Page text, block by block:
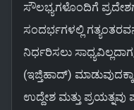
ಸೌಲಭ್ಯಗಳೊಂದಿಗೆ
ಸಂದರ್ಭಗಳಲ್ಲಿ
ನಿರ್ಧರಿಸಲು
(ಇಜ್ತಿಹಾದ್)
ಉದ್ದೇಶ ಮತ್ತು